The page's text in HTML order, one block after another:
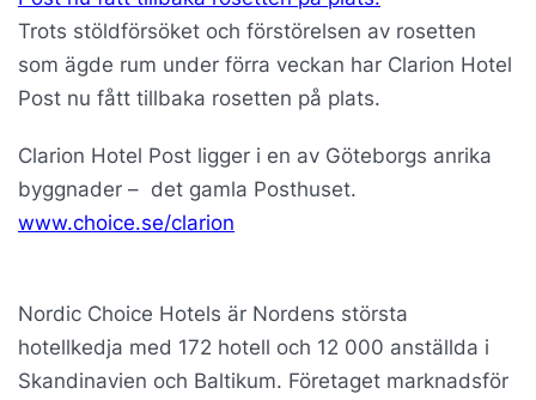
Trots stöldförsöket och förstörelsen av rosetten
som ägde rum under förra veckan har Clarion Hotel
Post nu fått tillbaka rosetten på plats.
Clarion Hotel Post ligger i en av Göteborgs anrika
byggnader – det gamla Posthuset.
www.choice.se/clarion
Nordic Choice Hotels är Nordens största
hotellkedja med 172 hotell och 12 000 anställda i
Skandinavien och Baltikum. Företaget marknadsför